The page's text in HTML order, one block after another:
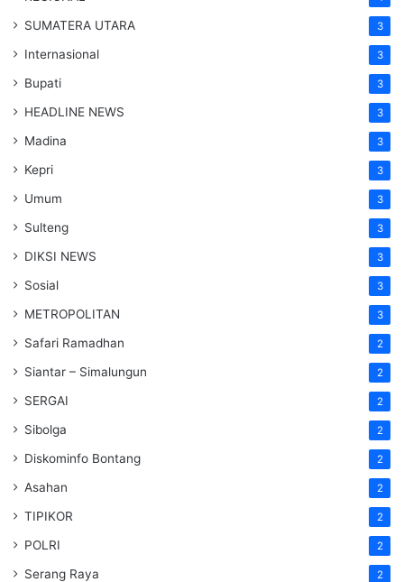
SUMATERA UTARA 3
Internasional 3
Bupati 3
HEADLINE NEWS 3
Madina 3
Kepri 3
Umum 3
Sulteng 3
DIKSI NEWS 3
Sosial 3
METROPOLITAN 3
Safari Ramadhan 2
Siantar – Simalungun 2
SERGAI 2
Sibolga 2
Diskominfo Bontang 2
Asahan 2
TIPIKOR 2
POLRI 2
Serang Raya 2